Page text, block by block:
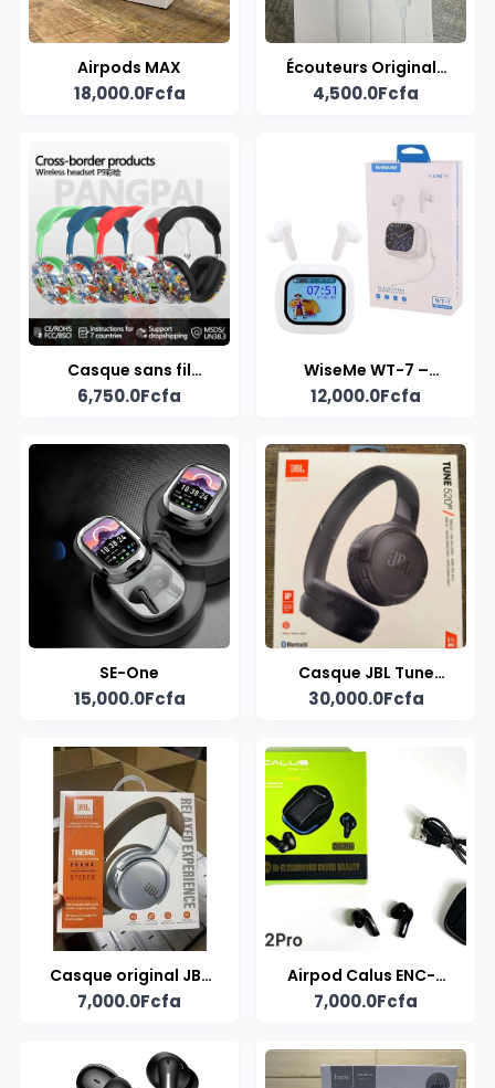
Airpods MAX
18,000.0Fcfa
Écouteurs Originale
pour iPhone ,
Aucun Bluetooth
requis
4,500.0Fcfa
Casque sans fil
Bluetooth Audio P9
6,750.0Fcfa
WiseMe WT-7 –
Écouteurs Sans Fil
12,000.0Fcfa
SE-One
15,000.0Fcfa
Casque JBL Tune
520BT
30,000.0Fcfa
Casque original JBL
TUNE64D
7,000.0Fcfa
Airpod Calus ENC-2
Pro
7,000.0Fcfa